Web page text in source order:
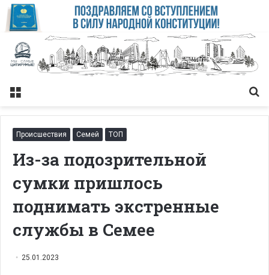
Меню
Происшествия Семей ТОП
Из-за подозрительной
сумки пришлось
поднимать экстренные
службы в Семее
25.01.2023